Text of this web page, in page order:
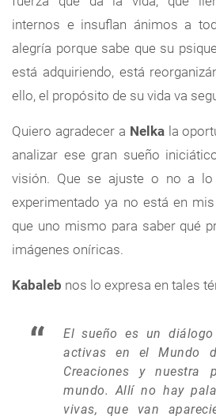
internos e insuflan ánimos a
alegría porque sabe que su
está adquiriendo, está
ello, el propósito de su vida va
Quiero agradecer a Nelkala
analizar ese gran sueño
visión. Que se ajuste o no a
experimentado ya no está en
que uno mismo para saber qué
imágenes oníricas.
Kabaleb nos lo expresa en tales
El sueño es un
activas en el Mundo
Creaciones y nuestra
mundo. Allí no hay
vivas, que van